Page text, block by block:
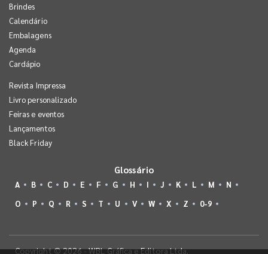
Brindes
Calendário
Embalagens
Agenda
Cardápio
Revista Impressa
Livro personalizado
Feiras e eventos
Lançamentos
Black Friday
Glossário
A B C D E F G H I J K L M
N
O
P Q R S T U V W X Z 0-9
Copyright © 2026 - WBL Gráfica e Editora Ltda.